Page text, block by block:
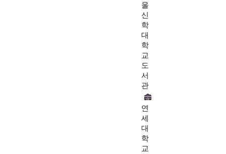
울
신
학
대
학
교
도
서
관
연
세
대
학
교